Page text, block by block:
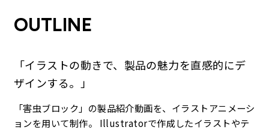
OUTLINE
「イラストの動きで、製品の魅力を直感的にデ
ザインする。」
「害虫ブロック」の製品紹介動画を、イラストアニメーシ
ョンを用いて制作。 Illustratorで作成したイラストやテ